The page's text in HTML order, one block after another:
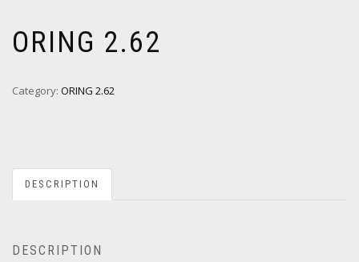
ORING 2.62
Category: ORING 2.62
DESCRIPTION
DESCRIPTION